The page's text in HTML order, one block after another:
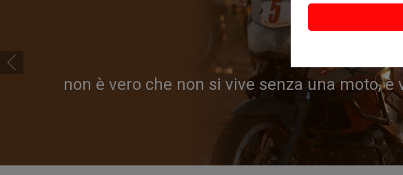
le corse, l'adrenalina, l'esperienza, la